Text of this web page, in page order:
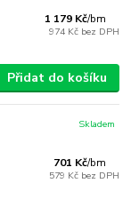
1 179 Kč/bm
974 Kč bez DPH
Přidat do košíku
701 Kč/bm
579 Kč bez DPH
Skladem